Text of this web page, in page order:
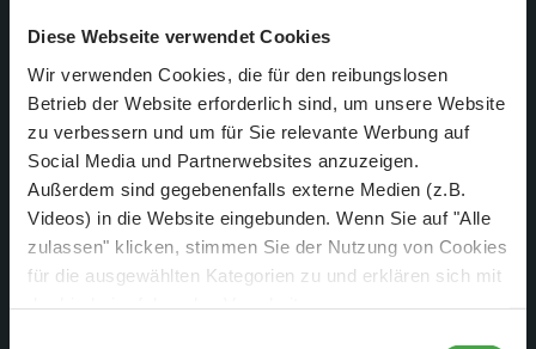
Diese Webseite verwendet Cookies
Wir verwenden Cookies, die für den reibungslosen
Betrieb der Website erforderlich sind, um unsere Website
zu verbessern und um für Sie relevante Werbung auf
Social Media und Partnerwebsites anzuzeigen.
Außerdem sind gegebenenfalls externe Medien (z.B.
Videos) in die Website eingebunden. Wenn Sie auf "Alle
zulassen" klicken, stimmen Sie der Nutzung von Cookies
für die ausgewählten Kategorien zu und erklären sich mit
des Yachtclubs von Monaco vor. Noch wirkt es etwas karg,
aber am Ende wird es nur so von Miniaturluxus strotzen.